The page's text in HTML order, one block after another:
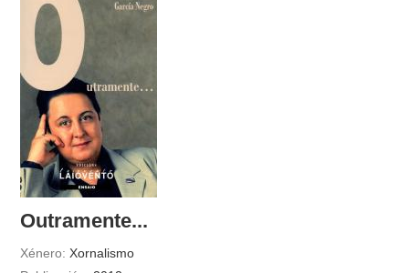
outros docs
Outramente...
Xénero: Xornalismo